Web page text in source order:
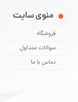
منوی سایت
فروشگاه
سوالات متداول
تماس با ما